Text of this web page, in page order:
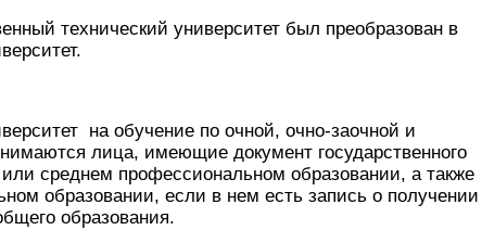
технический университет был преобразован в
на обучение по очной, очно-заочной и
лица, имеющие документ государственного
среднем профессиональном образовании, а также
образовании, если в нем есть запись о получении
образования.